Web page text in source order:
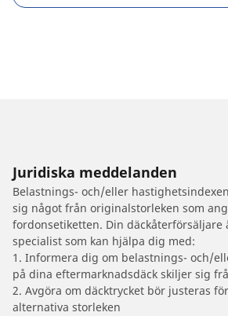
Juridiska meddelanden
Belastnings- och/eller
sig något från originalstorleken som
fordonsetiketten. Din däckåterförsäljare
specialist som kan hjälpa dig med:
1. Informera dig om belastnings- och/
på dina eftermarknadsdäck skiljer sig
2. Avgöra om däcktrycket bör justeras
alternativa storleken